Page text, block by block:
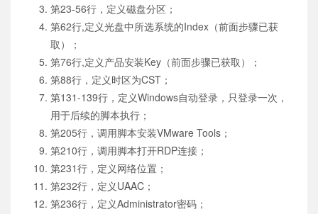
第23-56行，定义磁盘分区；
第62行,定义光盘中所选系统的Index（前面步骤已获
取）；
第76行,定义产品安装Key（前面步骤已获取）；
第88行，定义时区为CST；
第131-139行，定义Windows自动登录，只登录一次，
用于后续的脚本执行；
第205行，调用脚本安装VMware Tools；
第210行，调用脚本打开RDP连接；
第231行，定义网络位置；
第232行，定义UAAC；
第236行，定义Administrator密码；